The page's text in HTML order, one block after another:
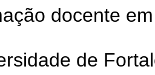
docente
de